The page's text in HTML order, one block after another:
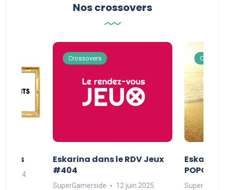
Nos crossovers
2024
Crossovers
Eskarina dans le RDV Jeux
#404
SuperGamerside 12 juin 2025
Eskarina